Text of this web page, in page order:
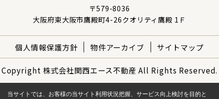
〒579-8036
大阪府東大阪市鷹殿町4-26クオリティ鷹殿 1Ｆ
個人情報保護方針 物件アーカイブ サイトマップ
Copyright 株式会社関西エース不動産 All Rights Reserved.
当サイトでは、お客様の当サイト利用状況把握、サービス向上検討を目的と